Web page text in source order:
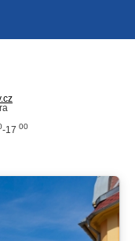
-17 00